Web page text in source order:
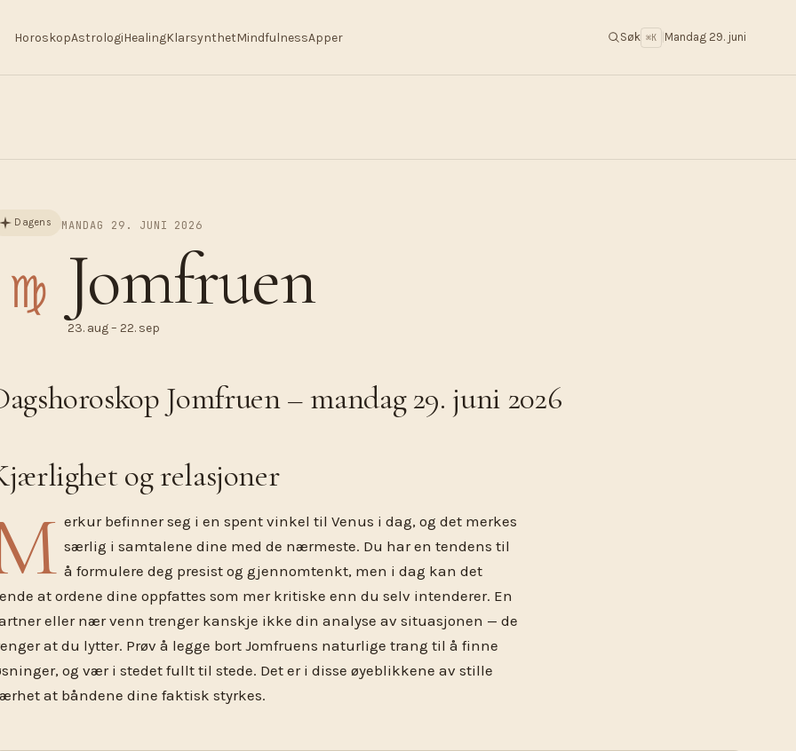
HoroskopAstrologiHealingKlarsynthetMindfulnessApper Søk ⌘K Mandag 29. juni
Dagens MANDAG 29. JUNI 2026
♍︎ Jomfruen
23. aug – 22. sep
Jomfruen – mandag 29. juni 2026
og relasjoner
erkur befinner seg i en spent vinkel til Venus i dag, og det merkes
særlig i samtalene dine med de nærmeste. Du har en tendens til
å formulere deg presist og gjennomtenkt, men i dag kan det
at ordene dine oppfattes som mer kritiske enn du selv intenderer. En
eller nær venn trenger kanskje ikke din analyse av situasjonen — de
at du lytter. Prøv å legge bort Jomfruens naturlige trang til å finne
og vær i stedet fullt til stede. Det er i disse øyeblikkene av stille
at båndene dine faktisk styrkes.